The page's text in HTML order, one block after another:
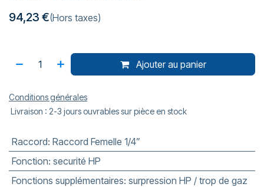
94,23 €(Hors taxes)
Ajouter au panier
Conditions générales
Livraison : 2-3 jours ouvrables sur pièce en stock
Raccord: Raccord Femelle 1/4”
Fonction: securité HP
Fonctions supplémentaires: surpression HP / trop de gaz